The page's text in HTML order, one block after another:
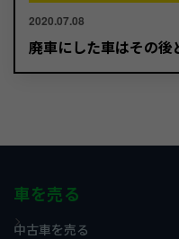
2020.07.08
廃車にした車はその後
車を売る
中古車を売る